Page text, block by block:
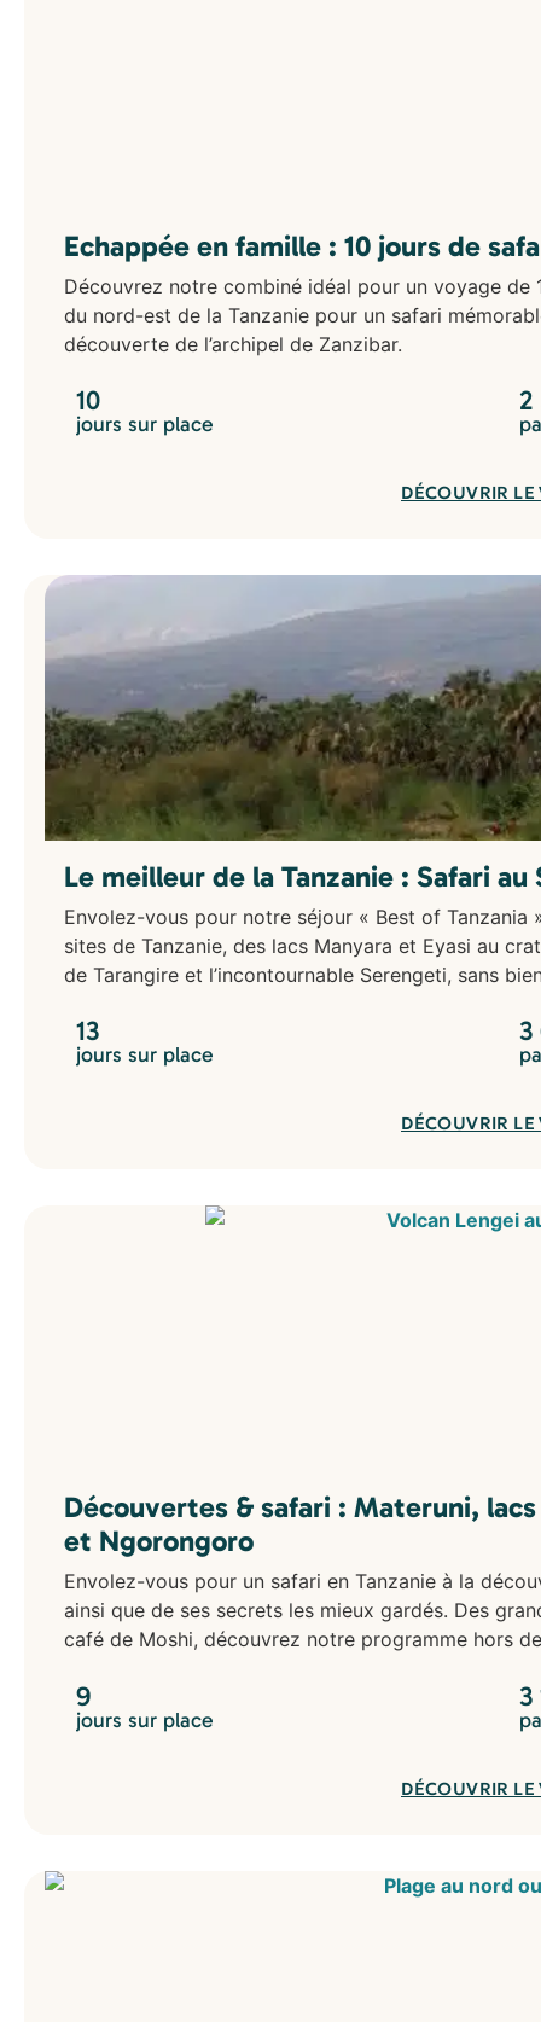
Echappée en famille : 10 jours de
Découvrez notre combiné idéal pour un voyage de
du nord-est de la Tanzanie pour un safari
découverte de l’archipel de Zanzibar.
10
jours sur place
2
DÉCOUVRIR LE
Le meilleur de la Tanzanie : Safari
Envolez-vous pour notre séjour « Best of
sites de Tanzanie, des lacs Manyara et Eyasi au
de Tarangire et l’incontournable Serengeti, sans
13
jours sur place
3
DÉCOUVRIR LE
Découvertes & safari : Materuni,
et Ngorongoro
Envolez-vous pour un safari en Tanzanie à la
ainsi que de ses secrets les mieux gardés. Des
café de Moshi, découvrez notre programme hors
9
jours sur place
3
DÉCOUVRIR LE